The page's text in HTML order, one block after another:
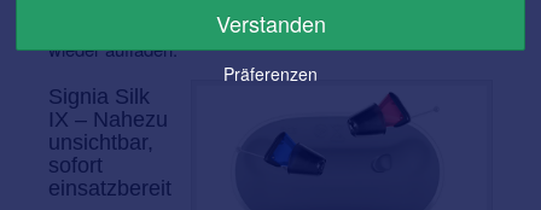
lässt sich das Active Mini IX bis zu drei Mal komplett
wieder aufladen.
Signia Silk
IX – Nahezu
unsichtbar,
sofort
einsatzbereit
Verstanden
Präferenzen